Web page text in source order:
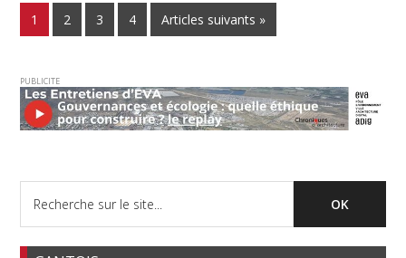
1 2 3 4 Articles suivants »
PUBLICITE